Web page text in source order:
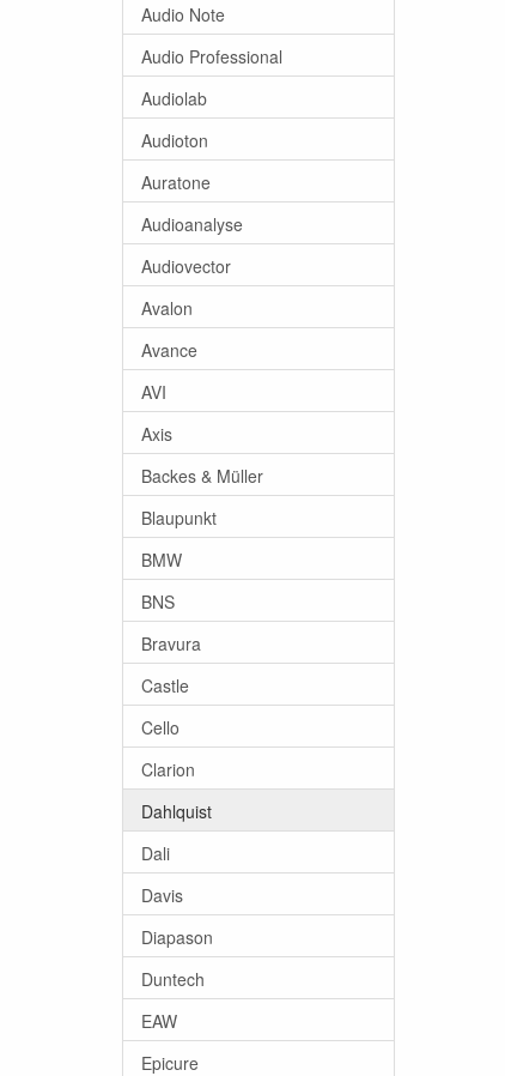
Audio Note
Audio Professional
Audiolab
Audioton
Auratone
Audioanalyse
Audiovector
Avalon
Avance
AVI
Axis
Backes & Müller
Blaupunkt
BMW
BNS
Bravura
Castle
Cello
Clarion
Dahlquist
Dali
Davis
Diapason
Duntech
EAW
Epicure